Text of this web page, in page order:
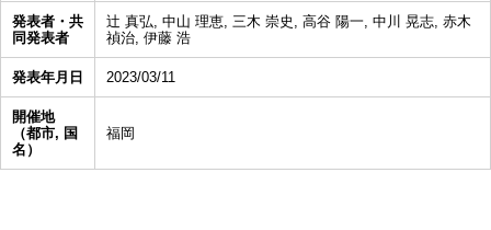
発表者・共
同発表者
辻 真弘, 中山 理恵, 三木 崇史, 高谷 陽一, 中川 晃志, 赤木
禎治, 伊藤 浩
発表年月日 2023/03/11
開催地
（都市, 国
名）
福岡